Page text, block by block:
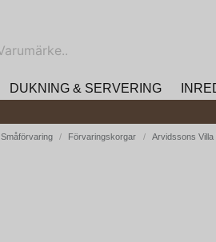
DUKNING & SERVERING
Småförvaring Förvaringskorgar Arvidssons Villa